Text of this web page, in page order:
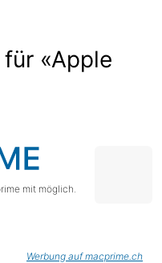
«Apple
mit möglich.
Werbung auf macprime.ch